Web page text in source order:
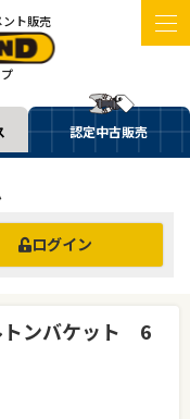
ト販売
認定中古販売
ログイン
トンバケット 6